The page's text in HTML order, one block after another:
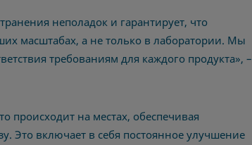
неполадок и гарантирует, что
масштабах, а не только в лаборатории. Мы
требованиям для каждого продукта», –
происходит на местах, обеспечивая
Это включает в себя постоянное улучшение